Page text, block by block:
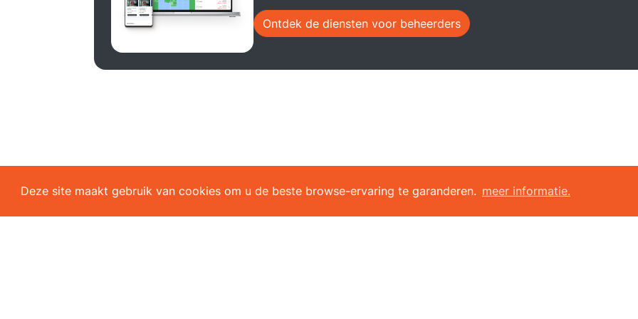
Deze site maakt gebruik van cookies om u de beste browse-ervaring te garanderen. meer informatie.
Ontdek de diensten voor beheerders
Oplossingen voor sportcentrum
snel vinden